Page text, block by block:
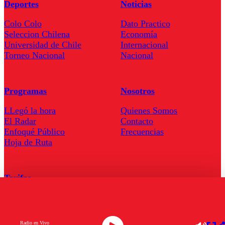
Radio en Vivo
Deportes
Colo Colo
Seleccion Chilena
Universidad de Chile
Torneo Nacional
Noticias
Dato Practico
Economía
Internacional
Nacional
Programas
LLegó la hora
El Radar
Enfoqué Público
Hoja de Ruta
Nosotros
Quienes Somos
Contacto
Frecuencias
Tarifas